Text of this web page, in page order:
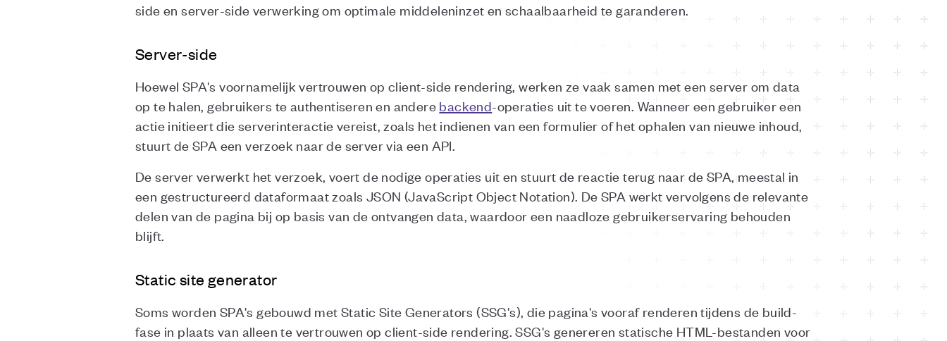
side en server-side verwerking om optimale middeleninzet en schaalbaarheid te garanderen.
Server-side
Hoewel SPA's voornamelijk vertrouwen op client-side rendering, werken ze vaak samen met een server om data
op te halen, gebruikers te authentiseren en andere backend-operaties uit te voeren. Wanneer een gebruiker een
actie initieert die serverinteractie vereist, zoals het indienen van een formulier of het ophalen van nieuwe inhoud,
stuurt de SPA een verzoek naar de server via een API.
De server verwerkt het verzoek, voert de nodige operaties uit en stuurt de reactie terug naar de SPA, meestal in
een gestructureerd dataformaat zoals JSON (JavaScript Object Notation). De SPA werkt vervolgens de relevante
delen van de pagina bij op basis van de ontvangen data, waardoor een naadloze gebruikerservaring behouden
blijft.
Static site generator
Soms worden SPA's gebouwd met Static Site Generators (SSG's), die pagina's vooraf renderen tijdens de build-
fase in plaats van alleen te vertrouwen op client-side rendering. SSG's genereren statische HTML-bestanden voor